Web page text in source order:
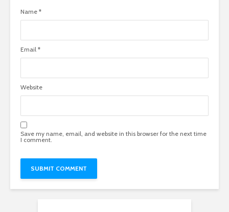
Name *
Email *
Website
Save my name, email, and website in this browser for the next time
I comment.